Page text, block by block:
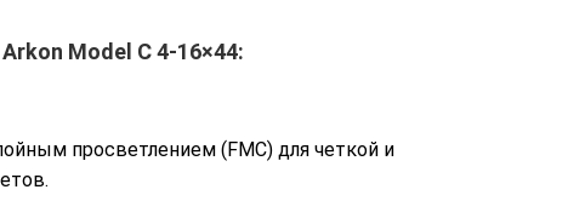
Model C 4-16×44:
просветлением (FMC) для четкой и